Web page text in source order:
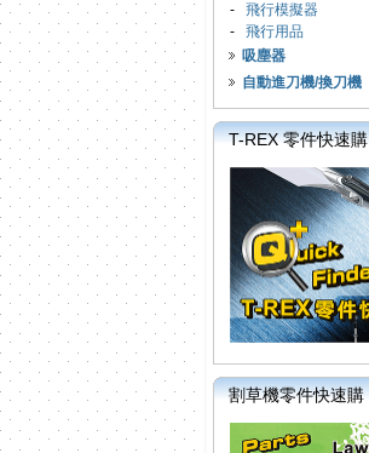
- 飛行模擬器
- 飛行用品
吸塵器
自動進刀機/換刀機
T-REX 零件快速購
割草機零件快速購